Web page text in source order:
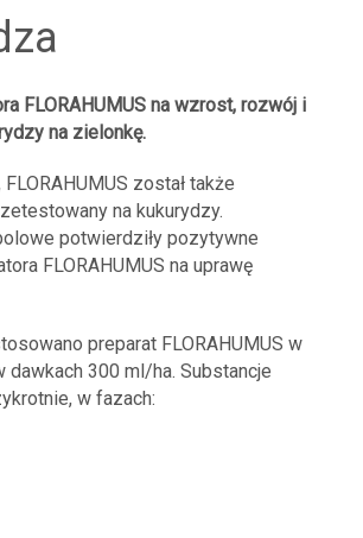
FLORAHUMUS na wzrost, rozwój i
na zielonkę.
został także
na kukurydzy.
potwierdziły pozytywne
FLORAHUMUS na uprawę
preparat FLORAHUMUS w
dawkach 300 ml/ha. Substancje
w fazach: